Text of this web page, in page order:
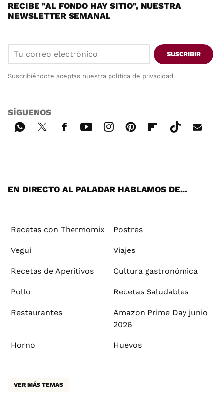
RECIBE "AL FONDO HAY SITIO", NUESTRA
NEWSLETTER SEMANAL
SUSCRIBIR
Suscribiéndote aceptas nuestra política de privacidad
SÍGUENOS
EN DIRECTO AL PALADAR HABLAMOS DE...
Recetas con Thermomix Postres
Vegui Viajes
Recetas de Aperitivos Cultura gastronómica
Pollo Recetas Saludables
Restaurantes
Amazon Prime Day junio
2026
Horno Huevos
VER MÁS TEMAS